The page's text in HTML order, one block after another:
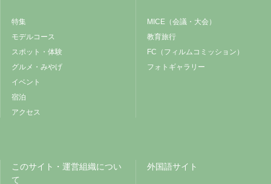
特集
モデルコース
スポット・体験
グルメ・みやげ
イベント
宿泊
アクセス
MICE（会議・大会）
教育旅行
FC（フィルムコミッション）
フォトギャラリー
このサイト・運営組織につい
て
外国語サイト